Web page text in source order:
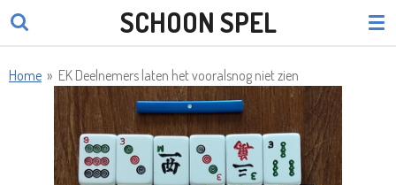
Ga
de
hoofdinhoud
SCHOON SPEL
Home » EK Deelnemers laten het vooralsnog niet zien